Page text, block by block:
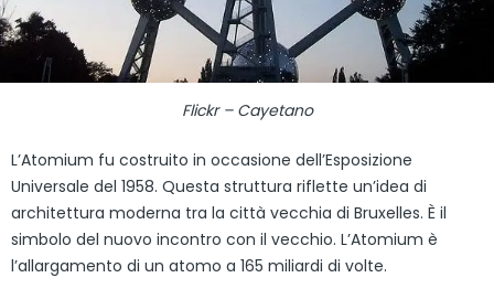
Flickr – Cayetano
L’Atomium fu costruito in occasione dell’Esposizione
Universale del 1958. Questa struttura riflette un’idea di
architettura moderna tra la città vecchia di Bruxelles. È il
simbolo del nuovo incontro con il vecchio. L’Atomium è
l’allargamento di un atomo a 165 miliardi di volte.